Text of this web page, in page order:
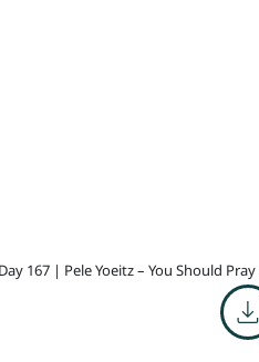
167 | Pele Yoeitz – You Should